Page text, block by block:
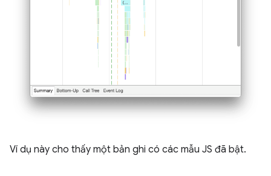
Ví dụ này cho thấy một bản ghi có các mẫu JS đã bật.